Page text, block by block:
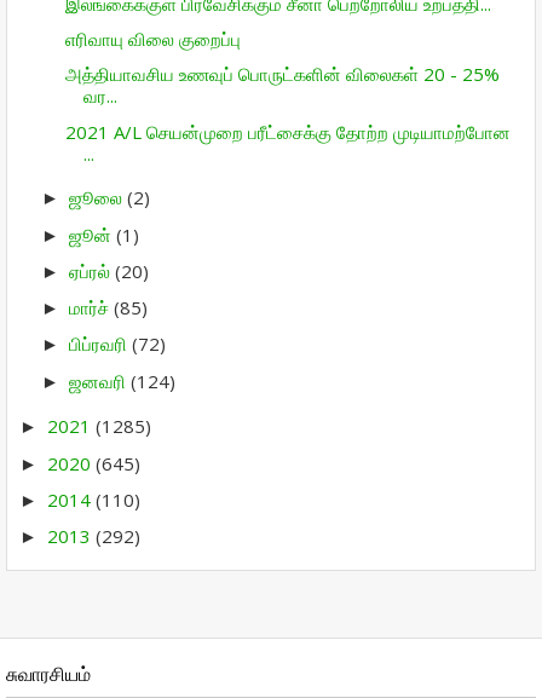
எரிவாயு விலை குறைப்பு
அத்தியாவசிய உணவுப் பொருட்களின் விலைகள் 20 - 25%
வர...
2021 A/L செயன்முறை பரீட்சைக்கு தோற்ற முடியாமற்போன
...
► ஜூலை (2)
► ஜூன் (1)
► ஏப்ரல் (20)
► மார்ச் (85)
► பிப்ரவரி (72)
► ஜனவரி (124)
► 2021 (1285)
► 2020 (645)
► 2014 (110)
► 2013 (292)
சுவாரசியம்